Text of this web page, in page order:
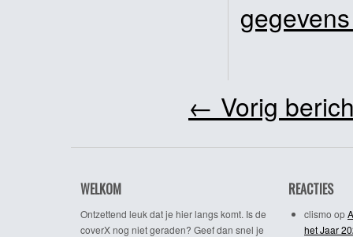
← Vorig
WELKOM
Ontzettend leuk dat je hier langs komt. Is de
coverX nog niet geraden? Geef dan snel je
REACTIES
clismo op
het Jaar